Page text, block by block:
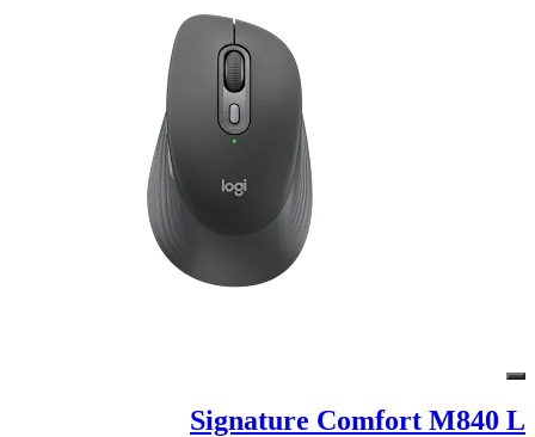
Signature Comfort M840 L